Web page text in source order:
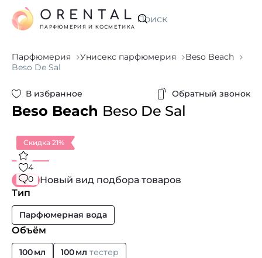
Искать
ORENTAL
ПАРФЮМЕРИЯ И КОСМЕТИКА
Парфюмерия Унисекс парфюмерия
Beso Beach
Beso De Sal
В избранное Обратный звонок
Beso Beach Beso De Sal
Скидка 21%
4
0
Новый вид подбора товаров
Тип
Парфюмерная вода
Объём
100 мл 100 мл тестер